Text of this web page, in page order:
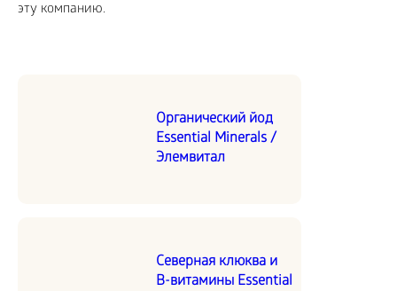
эту компанию.
Органический йод
Essential Minerals /
Элемвитал
Северная клюква и
В-витамины Essential